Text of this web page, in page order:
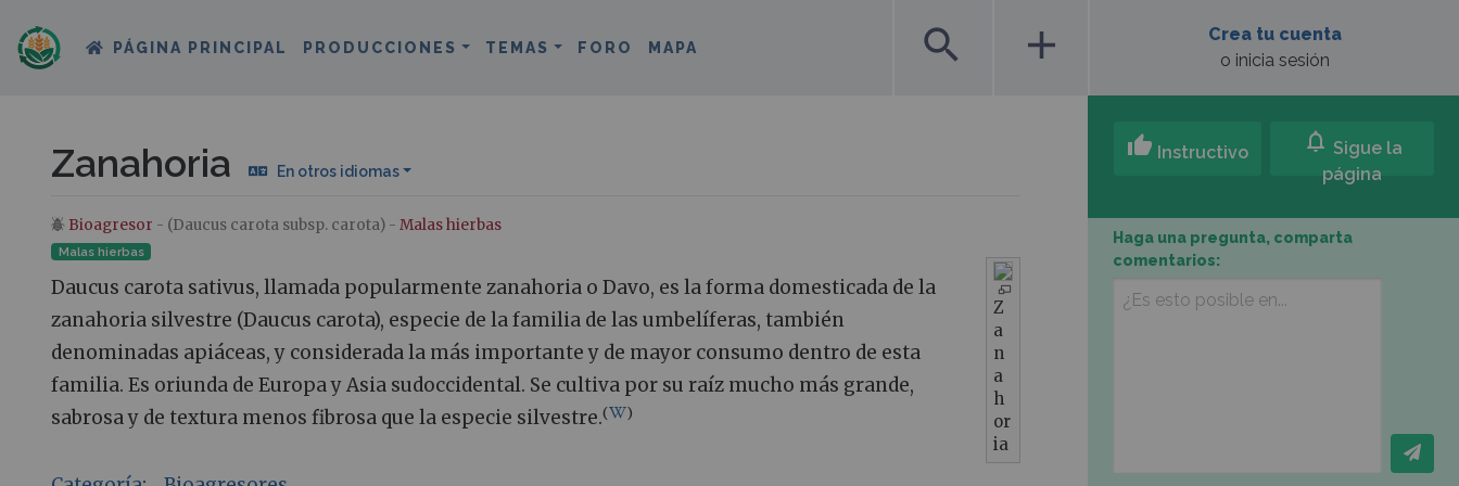
PÁGINA PRINCIPAL PRODUCCIONES TEMAS FORO MAPA search add
Crea tu cuenta
o inicia sesión
Zanahoria En otros idiomas
Saltar a:navegación,buscar
Bioagresor - (Daucus carota subsp. carota) - Malas hierbas
Z
a
n
a
h
or
ia
Malas hierbas
Daucus carota sativus, llamada popularmente zanahoria o Davo, es la forma domesticada de la
zanahoria silvestre (Daucus carota), especie de la familia de las umbelíferas, también
denominadas apiáceas, y considerada la más importante y de mayor consumo dentro de esta
familia. Es oriunda de Europa y Asia sudoccidental. Se cultiva por su raíz mucho más grande,
sabrosa y de textura menos fibrosa que la especie silvestre.( )
thumb_up Instructivo notifications Sigue la
página
Haga una pregunta, comparta
comentarios: